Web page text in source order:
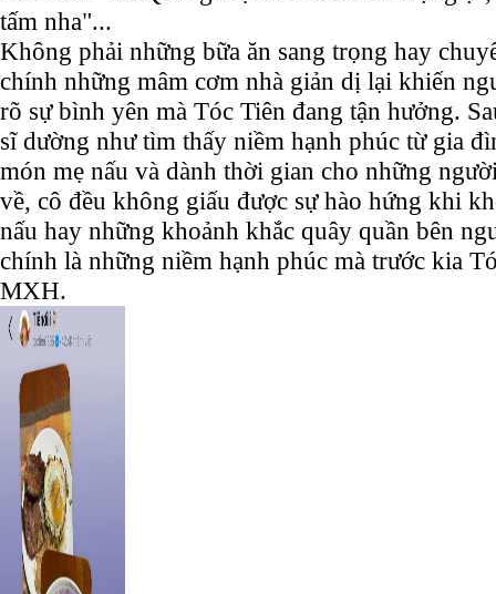
tấm nha"...
Không phải những bữa ăn sang trọng hay
chính những mâm cơm nhà giản dị lại khiến
rõ sự bình yên mà Tóc Tiên đang tận hưởng.
sĩ dường như tìm thấy niềm hạnh phúc từ gia
món mẹ nấu và dành thời gian cho những
về, cô đều không giấu được sự hào hứng khi
nấu hay những khoảnh khắc quây quần bên
chính là những niềm hạnh phúc mà trước kia
MXH.